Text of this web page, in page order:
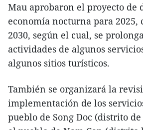
Mau aprobaron el proyecto de
economía nocturna para 2025,
2030, según el cual, se
actividades de algunos
algunos sitios turísticos.
También se organizará la
implementación de los
pueblo de Song Doc (distrito